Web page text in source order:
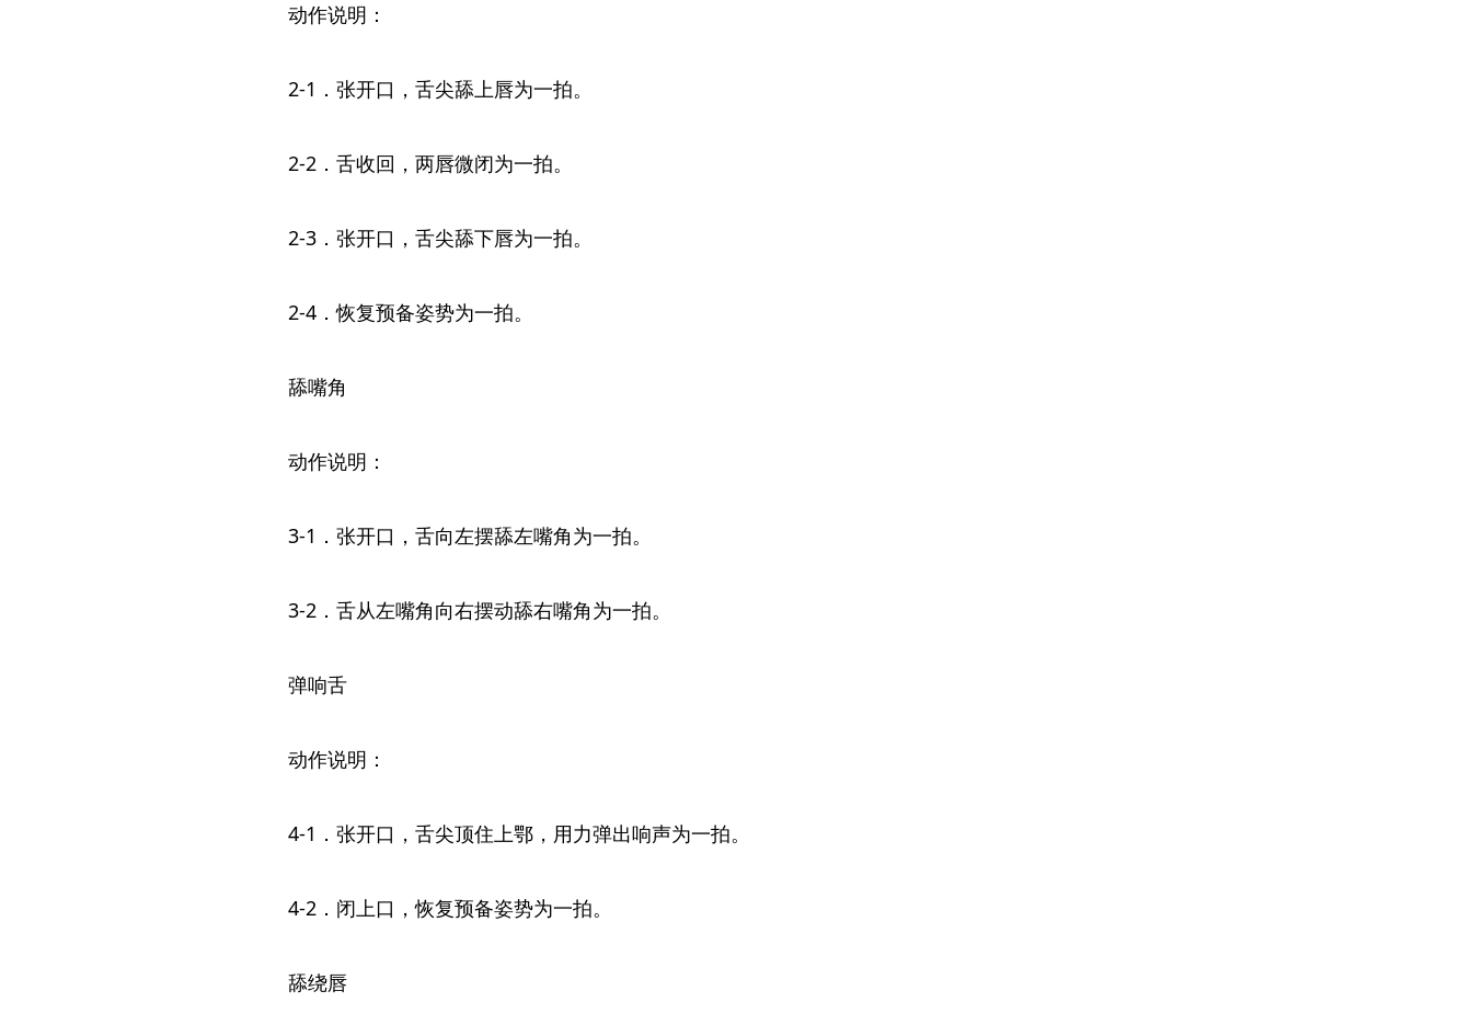
动作说明：
2-1．张开口，舌尖舔上唇为一拍。
2-2．舌收回，两唇微闭为一拍。
2-3．张开口，舌尖舔下唇为一拍。
2-4．恢复预备姿势为一拍。
舔嘴角
动作说明：
3-1．张开口，舌向左摆舔左嘴角为一拍。
3-2．舌从左嘴角向右摆动舔右嘴角为一拍。
弹响舌
动作说明：
4-1．张开口，舌尖顶住上鄂，用力弹出响声为一拍。
4-2．闭上口，恢复预备姿势为一拍。
舔绕唇